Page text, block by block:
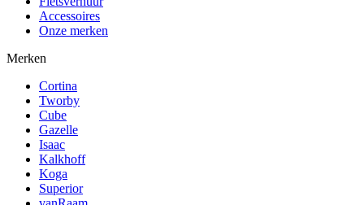
Accessoires
Onze merken
Merken
Cortina
Tworby
Cube
Gazelle
Isaac
Kalkhoff
Koga
Superior